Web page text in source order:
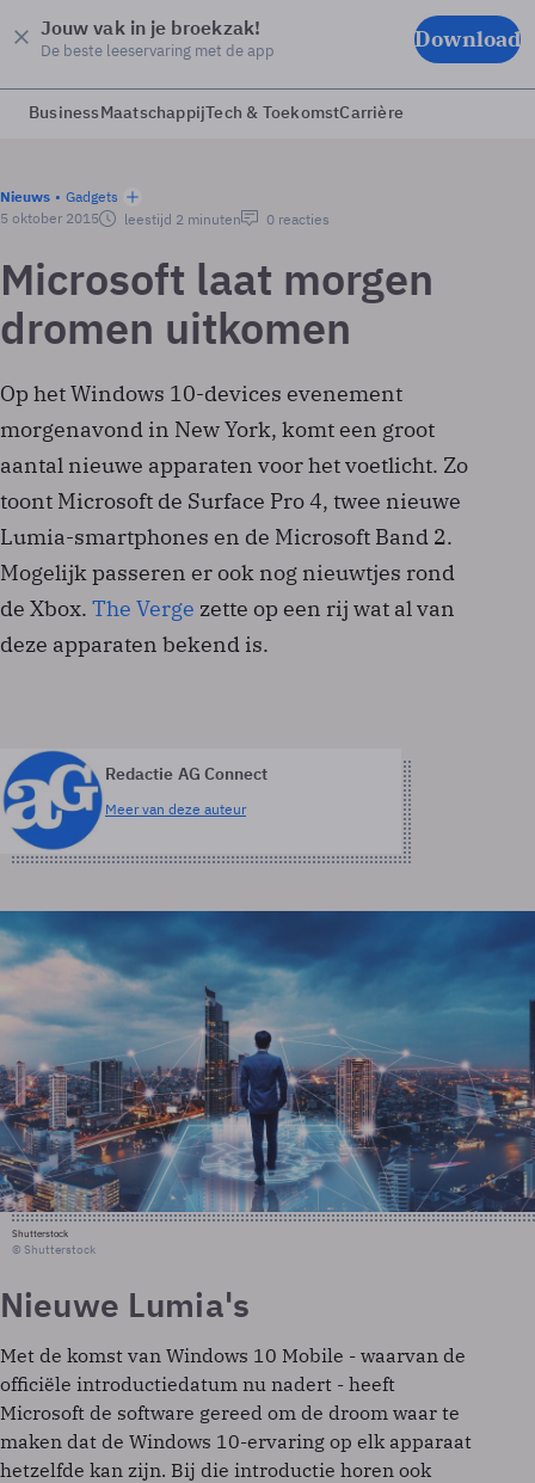
Jouw vak in je broekzak!
De beste leeservaring met de app Download
BusinessMaatschappijTech & ToekomstCarrière
Nieuws
Gadgets
5 oktober 2015
leestijd 2 minuten 0 reacties
Microsoft laat morgen
dromen uitkomen
Op het Windows 10-devices evenement
morgenavond in New York, komt een groot
aantal nieuwe apparaten voor het voetlicht. Zo
toont Microsoft de Surface Pro 4, twee nieuwe
Lumia-smartphones en de Microsoft Band 2.
Mogelijk passeren er ook nog nieuwtjes rond
de Xbox. The Verge zette op een rij wat al van
deze apparaten bekend is.
Redactie AG Connect
Meer van deze auteur
Shutterstock
© Shutterstock
Nieuwe Lumia's
Met de komst van Windows 10 Mobile - waarvan de
officiële introductiedatum nu nadert - heeft
Microsoft de software gereed om de droom waar te
maken dat de Windows 10-ervaring op elk apparaat
hetzelfde kan zijn. Bij die introductie horen ook